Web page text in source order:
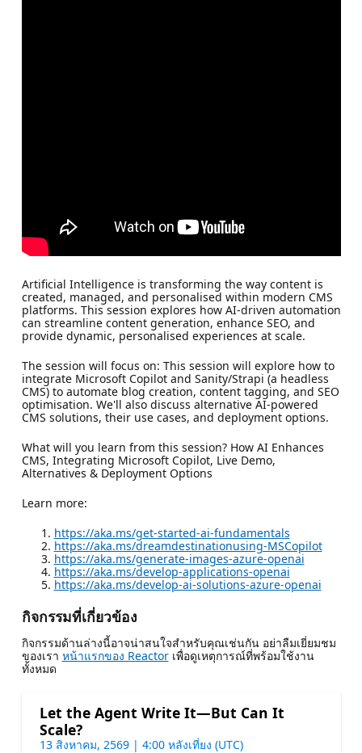
Artificial Intelligence is transforming the way content is
created, managed, and personalised within modern CMS
platforms. This session explores how AI-driven automation
can streamline content generation, enhance SEO, and
provide dynamic, personalised experiences at scale.
The session will focus on: This session will explore how to
integrate Microsoft Copilot and Sanity/Strapi (a headless
CMS) to automate blog creation, content tagging, and SEO
optimisation. We'll also discuss alternative AI-powered
CMS solutions, their use cases, and deployment options.
What will you learn from this session? How AI Enhances
CMS, Integrating Microsoft Copilot, Live Demo,
Alternatives & Deployment Options
Learn more:
https://aka.ms/get-started-ai-fundamentals
https://aka.ms/dreamdestinationusing-MSCopilot
https://aka.ms/generate-images-azure-openai
https://aka.ms/develop-applications-openai
https://aka.ms/develop-ai-solutions-azure-openai
กิจกรรมที่เกี่ยวข้อง
กิจกรรมด้านล่างนี้อาจน่าสนใจสําหรับคุณเช่นกัน อย่าลืมเยี่ยมชม
ของเรา หน้าแรกของ Reactorเพื่อดูเหตุการณ์ที่พร้อมใช้งาน
ทั้งหมด
Let the Agent Write It—But Can It
Scale?
13 สิงหาคม, 2569 | 4:00 หลังเที่ยง (UTC)